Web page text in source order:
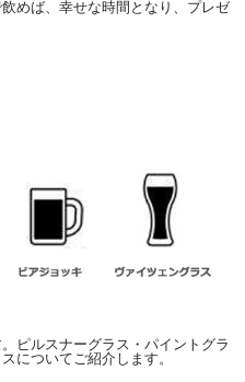
めば、幸せな時間となり、プレゼ
ピルスナーグラス・パイントグラ
についてご紹介します。